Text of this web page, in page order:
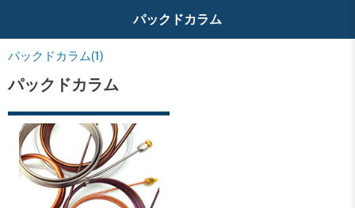
パックドカラム
パックドカラム(1)
パックドカラム